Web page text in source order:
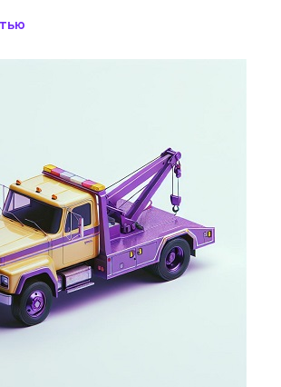
вы всегда будете знать точную
мы всегда придем на помощь.
работа: Наш эвакуатор доступен
можете вызвать нас в любое время
оперативное